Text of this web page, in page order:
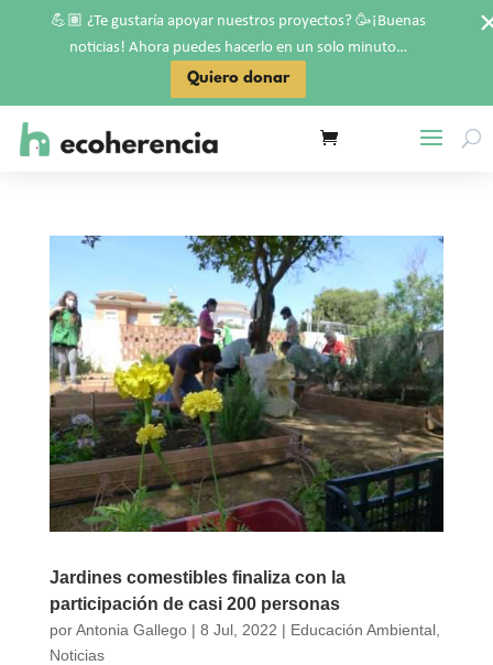
Jardines comestibles finaliza con la
participación de casi 200 personas
porAntonia Gallego| 8 Jul, 2022 | Educación Ambiental,
Noticias
💪🏽 ¿Te gustaría apoyar nuestros proyectos? 🥳¡Buenas
noticias! Ahora puedes hacerlo en un solo minuto…
Quiero donar